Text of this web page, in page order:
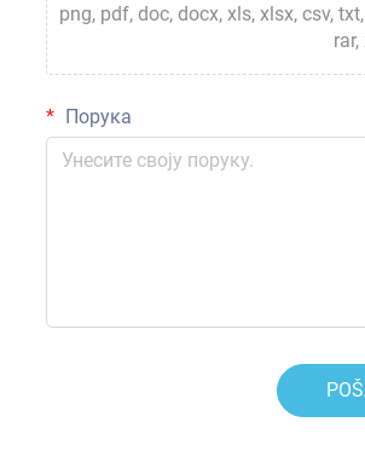
png, pdf, doc, docx, xls, xlsx, csv,
rar,
Порука